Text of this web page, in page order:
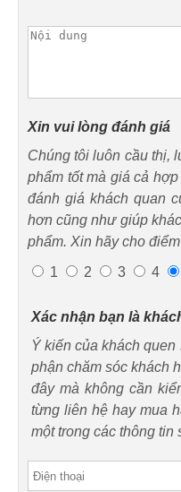
Xin vui lòng đánh giá
Chúng tôi luôn cầu thị,
phẩm tốt mà giá cả
đánh giá khách quan
hơn cũng như giúp
phẩm. Xin hãy cho
1
2 3 4
Xác nhận bạn là
Ý kiến của khách
phận chăm sóc khách
đây mà không cần
từng liên hệ hay mua
một trong các thông tin